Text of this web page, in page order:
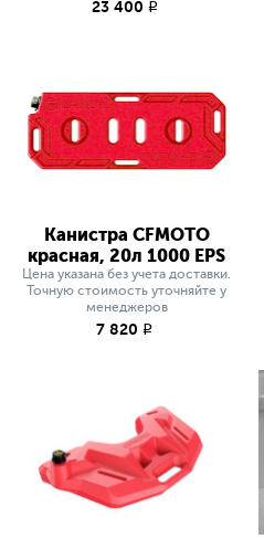
23 400 q
Канистра CFMOTO
красная, 20л 1000 EPS
Цена указана без учета доставки.
Точную стоимость уточняйте у
менеджеров
7 820 q